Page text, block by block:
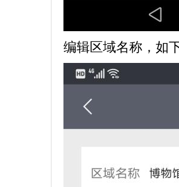
编辑区域名称，如